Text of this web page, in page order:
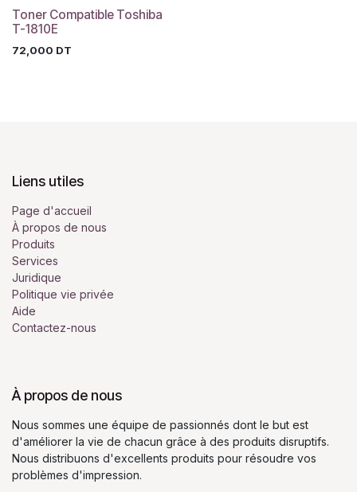
Toner Compatible Toshiba
T-1810E
72,000 DT
Liens utiles
Page d'accueil
À propos de nous
Produits
Services
Juridique
Politique vie privée
Aide
Contactez-nous
À propos de nous
Nous sommes une équipe de passionnés dont le but est
d'améliorer la vie de chacun grâce à des produits disruptifs.
Nous distribuons d'excellents produits pour résoudre vos
problèmes d'impression.